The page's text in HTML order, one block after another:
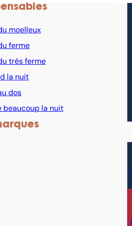
moelleux
ferme
très ferme
la nuit
dos
beaucoup la nuit